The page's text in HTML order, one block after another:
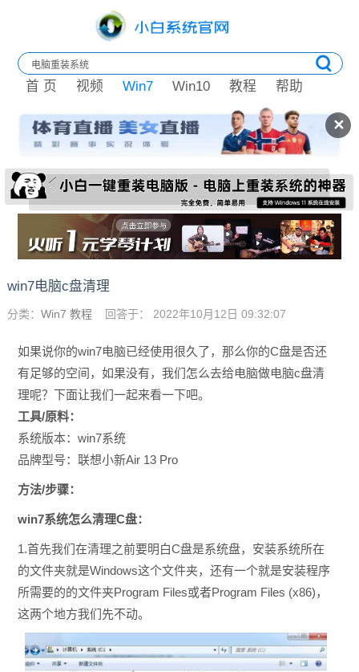
✕
首 页 视频 Win7 Win10 教程 帮助
win7电脑c盘清理
分类： Win7 教程 回答于： 2022年10月12日 09:32:07
如果说你的win7电脑已经使用很久了，那么你的C盘是否还
有足够的空间，如果没有，我们怎么去给电脑做电脑c盘清
理呢？下面让我们一起来看一下吧。
工具/原料：
系统版本：win7系统
品牌型号：联想小新Air 13 Pro
方法/步骤：
win7系统怎么清理C盘：
1.首先我们在清理之前要明白C盘是系统盘，安装系统所在
的文件夹就是Windows这个文件夹，还有一个就是安装程序
所需要的的文件夹Program Files或者Program Files (x86)，
这两个地方我们先不动。